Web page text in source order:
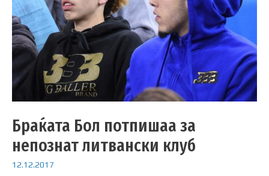
Браќата Бол потпишаа за
непознат литвански клуб
12.12.2017